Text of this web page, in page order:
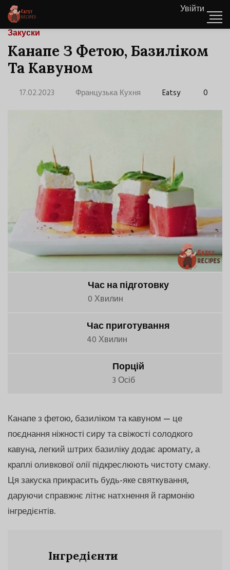
Увійти
Закуски
Канапе З Фетою, Базиліком
Та Кавуном
17.02.2023 Французька Кухня Eatsy 0
Час на підготовку
0 Хвилин
Час приготування
40 Хвилин
Порцій
3 Осіб
Канапе з фетою, базиліком та кавуном — це
поєднання ніжності сиру та свіжості солодкого
кавуна, легкий штрих базиліку додає аромату, а
краплі оливкової олії підкреслюють чистоту смаку.
Ця закуска прикрасить будь-яке святкування,
даруючи справжнє літнє натхнення й гармонію
інгредієнтів.
Інгредієнти